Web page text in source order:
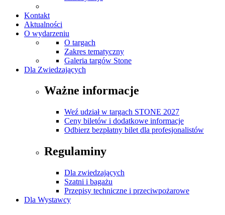
Kontakt
Aktualności
O wydarzeniu
O targach
Zakres tematyczny
Galeria targów Stone
Dla Zwiedzających
Ważne informacje
Weź udział w targach STONE 2027
Ceny biletów i dodatkowe informacje
Odbierz bezpłatny bilet dla profesjonalistów
Regulaminy
Dla zwiedzających
Szatni i bagażu
Przepisy techniczne i przeciwpożarowe
Dla Wystawcy